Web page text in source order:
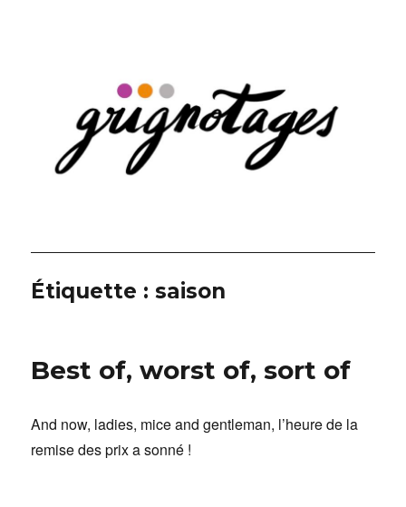
Étiquette :saison
Best of, worst of, sort of
And now, ladies, mice and gentleman, l’heure de la
remise des prix a sonné !